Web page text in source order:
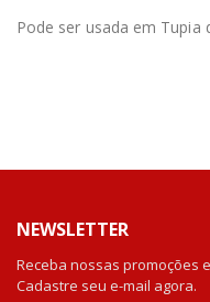
Pode ser usada em Tupia
NEWSLETTER
Receba nossas promoções
Cadastre seu e-mail agora.